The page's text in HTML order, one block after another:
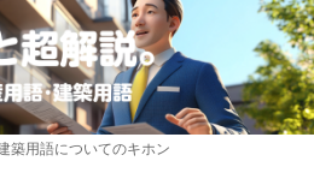
築用語についてのキホン